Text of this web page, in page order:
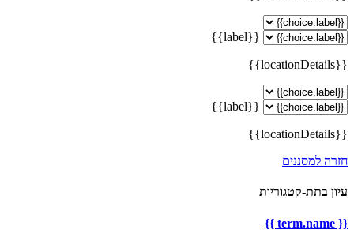
{{label}}
{{locationDetails}}
{{label}}
{{locationDetails}}
חזרה למסננים
עיון בתת-קטגוריות
{{ term.name }}